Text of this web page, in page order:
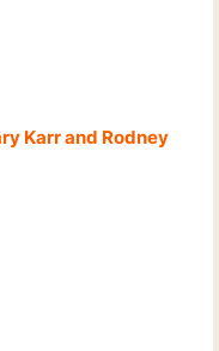
Karr and Rodney